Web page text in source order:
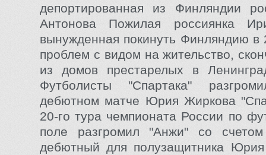
депортированная из Финляндии
Антонова Пожилая россиянка
вынужденная покинуть Финляндию в
проблем с видом на жительство,
из домов престарелых в
Футболисты "Спартака"
дебютном матче Юрия Жиркова
20-го тура чемпионата России по
поле разгромил "Анжи" со
дебютный для полузащитника